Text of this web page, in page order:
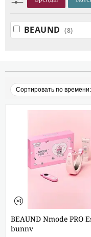
BEAUND (8)
Сортировать по
BEAUND Nmode PRO
bunny